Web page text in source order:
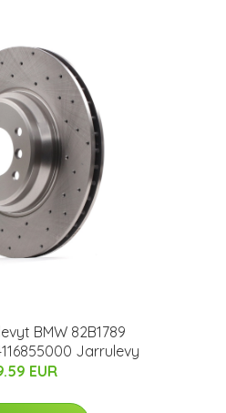
BMW 82B1789
Jarrulevy
EUR